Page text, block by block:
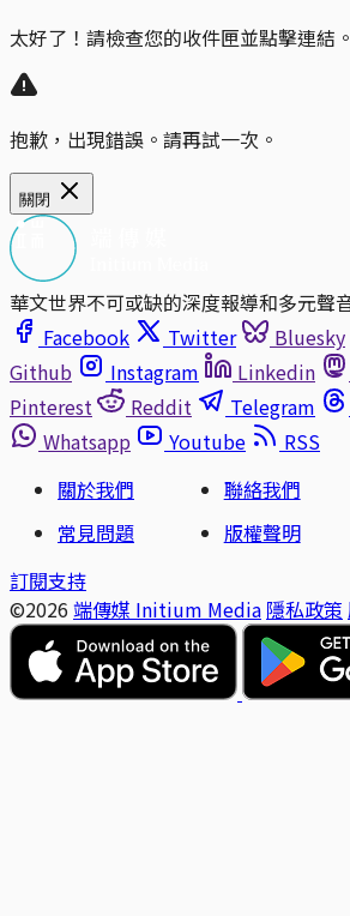
太好了！請檢查您的收件匣並點擊連結。
抱歉，出現錯誤。請再試一次。
關閉
華文世界不可或缺的深度報導和多元聲
Facebook
Twitter Bluesky
Github
Instagram Linkedin
Pinterest
Reddit Telegram
Whatsapp
Youtube
RSS
關於我們
聯絡我們
常見問題
版權聲明
訂閱支持
©2026 端傳媒 Initium Media 隱私政策